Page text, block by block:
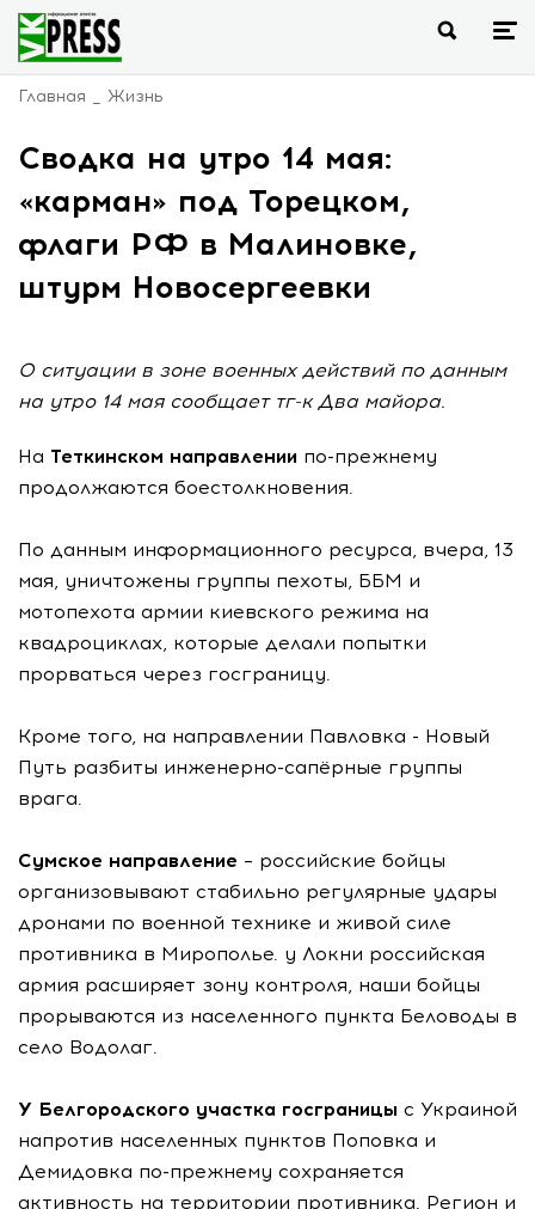
Главная Жизнь
Сводка на утро 14 мая:
«карман» под Торецком,
флаги РФ в Малиновке,
штурм Новосергеевки
О ситуации в зоне военных действий по данным
на утро 14 мая сообщает тг-к Два майора.
На Теткинском направлении по-прежнему
продолжаются боестолкновения.
По данным информационного ресурса, вчера, 13
мая, уничтожены группы пехоты, ББМ и
мотопехота армии киевского режима на
квадроциклах, которые делали попытки
прорваться через госграницу.
Кроме того, на направлении Павловка - Новый
Путь разбиты инженерно-сапёрные группы
врага.
Сумское направление – российские бойцы
организовывают стабильно регулярные удары
дронами по военной технике и живой силе
противника в Мирополье. у Локни российская
армия расширяет зону контроля, наши бойцы
прорываются из населенного пункта Беловоды в
село Водолаг.
У Белгородского участка госграницы с Украиной
напротив населенных пунктов Поповка и
Демидовка по-прежнему сохраняется
активность на территории противника. Регион и